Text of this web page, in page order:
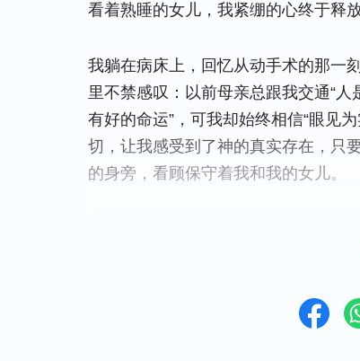
看着熟睡的女儿，我紧绷的心终于释
我躺在病床上，回忆从动手术的那一
里不禁感叹：以前母亲总跟我交通“人
有好的命运”，可我却始终相信“眼见
切，让我感受到了神的真实存在，只
的身旁，看顾保守着我和我的女儿。
然刀口会胀得裂开。”我对医生说的
好，只能在床上哭。家人看到我这么